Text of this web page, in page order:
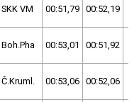
SKK VM 00:51,79 00:52,19
Boh.Pha 00:53,01 00:51,92
Č.Kruml. 00:53,06 00:52,06